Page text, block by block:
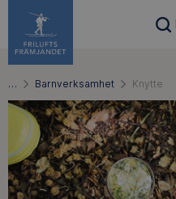
… Barnverksamhet Knytte